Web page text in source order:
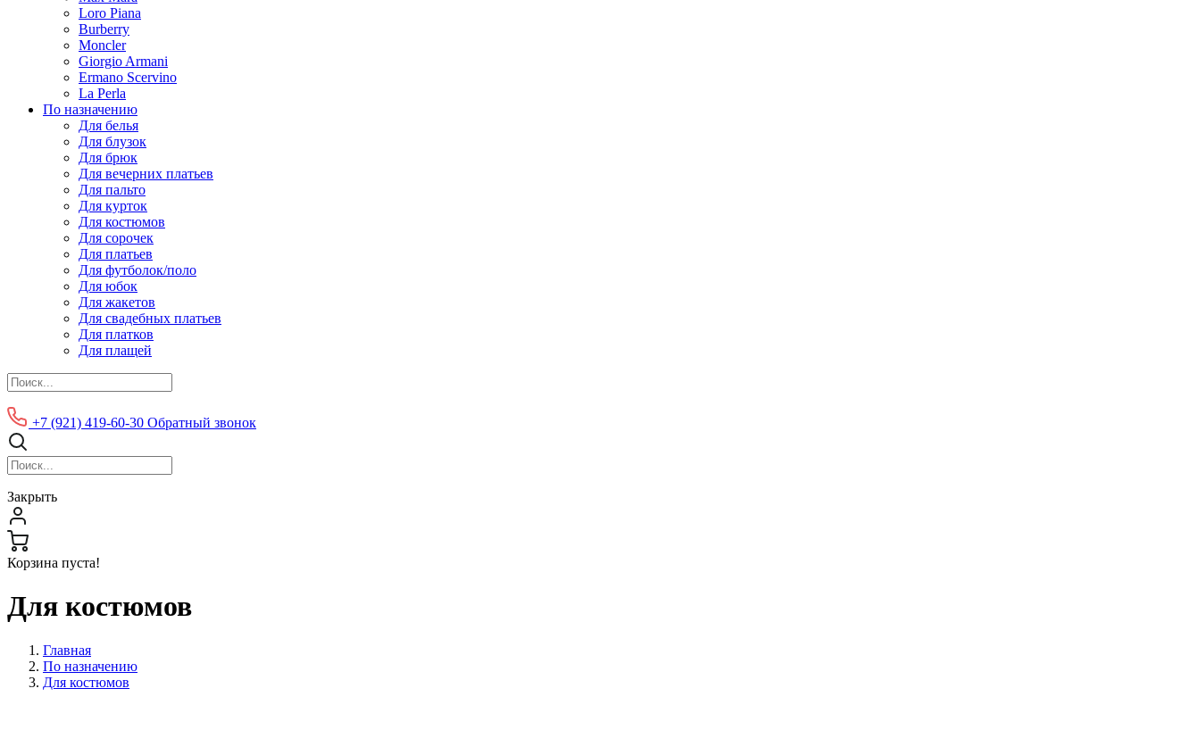
Loro Piana
Burberry
Moncler
Giorgio Armani
Ermano Scervino
La Perla
По назначению
Для белья
Для блузок
Для брюк
Для вечерних платьев
Для пальто
Для курток
Для костюмов
Для сорочек
Для платьев
Для футболок/поло
Для юбок
Для жакетов
Для свадебных платьев
Для платков
Для плащей
+7 (921) 419-60-30 Обратный звонок
Закрыть
Корзина пуста!
Для костюмов
Главная
По назначению
Для костюмов